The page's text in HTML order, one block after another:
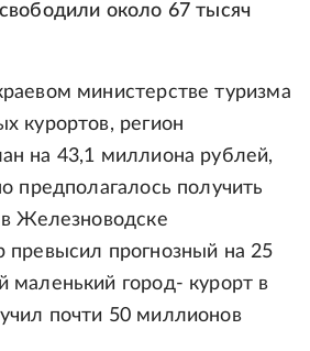
около 67 тысяч
министерстве туризма
курортов, регион
на 43,1 миллиона рублей,
предполагалось получить
Железноводске
превысил прогнозный на 25
маленький город- курорт в
почти 50 миллионов